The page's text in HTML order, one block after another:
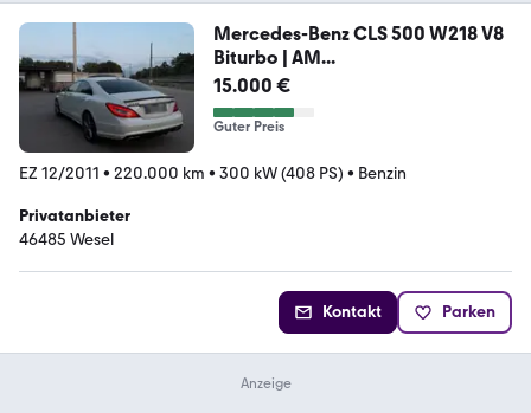
Mercedes-Benz CLS 500 W218 V8
Biturbo | AM...
15.000 €
Guter Preis
EZ 12/2011 • 220.000 km • 300 kW (408 PS) • Benzin
Privatanbieter
46485 Wesel
Kontakt Parken